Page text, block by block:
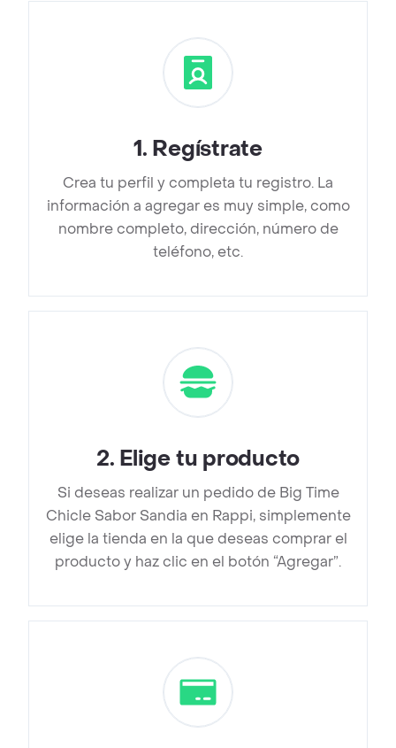
1. Regístrate
Crea tu perfil y completa tu registro. La
información a agregar es muy simple, como
nombre completo, dirección, número de
teléfono, etc.
2. Elige tu producto
Si deseas realizar un pedido de Big Time
Chicle Sabor Sandia en Rappi, simplemente
elige la tienda en la que deseas comprar el
producto y haz clic en el botón “Agregar”.